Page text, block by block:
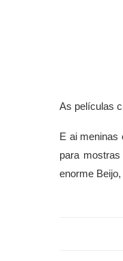
As películas
E ai meninas
para
enorme